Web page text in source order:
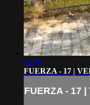
42:36
FUERZA - 17 |
FUERZA - 17